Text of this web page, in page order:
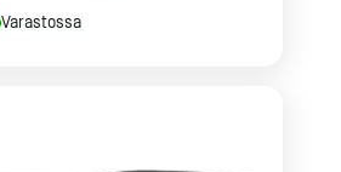
Varastossa